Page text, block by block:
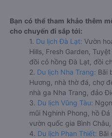
Bạn có thể tham khảo thêm
cho chuyến đi sắp tới:
1. Du lịch Đà Lạt: Vườn
Hills, Fresh Garden,
đồi cỏ hồng Đà Lạt, đồi
2. Du lịch Nha Trang: Bãi
Hương, nhà thờ đá, chợ
nhà ga Nha Trang, đảo
3. Du lịch Vũng Tàu:
mũi Nghinh Phong, hồ Đá
vườn quốc gia Bình
4. Du lịch Phan Thiết: Bãi